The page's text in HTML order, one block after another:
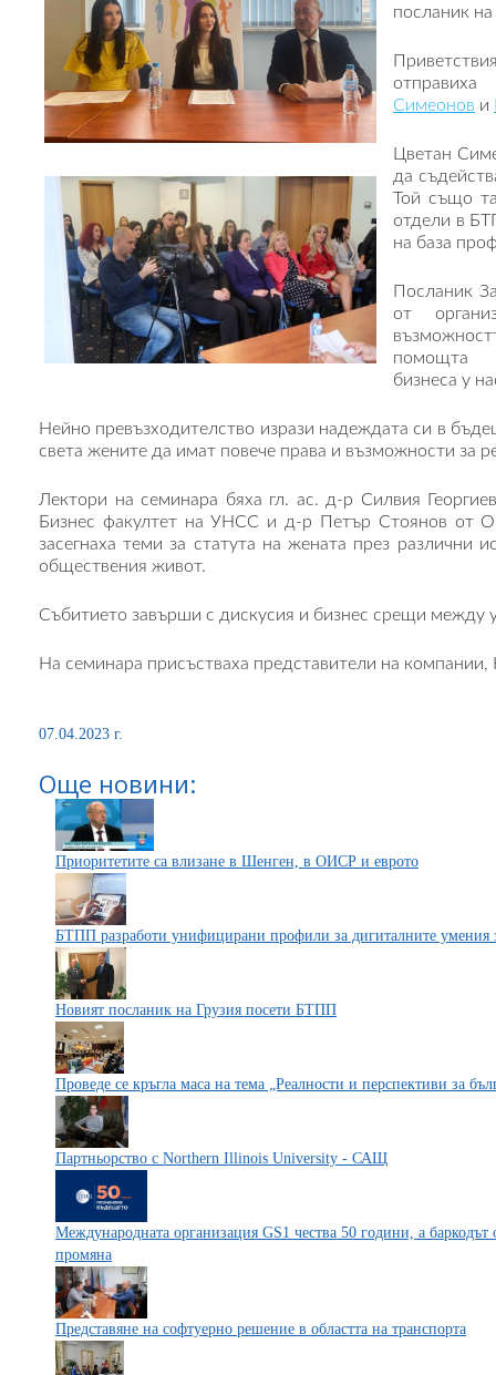
посланик
Симеонов и
Цветан
да
Той също
отдели в
на база
Посланик
от
помощта
бизнеса у
Нейно превъзходителство изрази надеждата си в
света жените да имат повече права и възможности за
Лектори на семинара бяха гл. ас. д-р Силвия
Бизнес факултет на УНСС и д-р Петър Стоянов от
засегнаха теми за статута на жената през различни
обществения живот.
Събитието завърши с дискусия и бизнес срещи между
На семинара присъстваха представители на
07.04.2023 г.
Още новини:
Приоритетите са влизане в Шенген, в ОИСР и еврото
БТПП разработи унифицирани профили за дигиталните умения
Новият посланик на Грузия посети БТПП
Проведе се кръгла маса на тема „Реалности и перспективи за
Партньорство с Northern Illinois University - САЩ
Международната организация GS1 чества 50 години, а
промяна
Представяне на софтуерно решение в областта на транспорта